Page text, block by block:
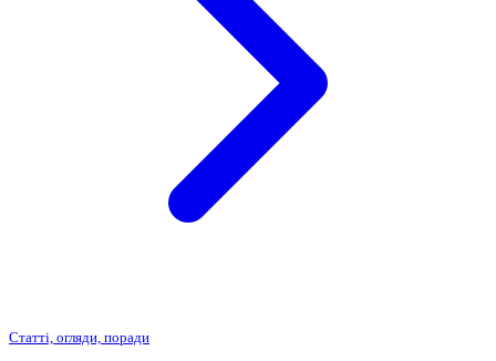
Статті, огляди, поради